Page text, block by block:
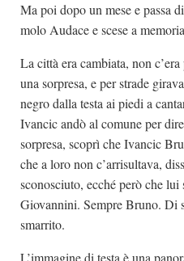
Ma poi dopo un mese e passa
molo Audace e scese a
La città era cambiata, non
una sorpresa, e per strade
negro dalla testa ai piedi a
Ivancic andò al comune per
sorpresa, scoprì che Ivancic
che a loro non c’arrisultava,
sconosciuto, ecché però che lui
Giovannini. Sempre Bruno. Di
smarrito.